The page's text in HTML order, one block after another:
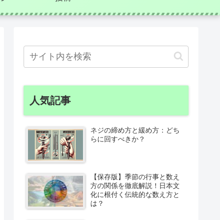
人気記事
ネジの締め方と緩め方：どち
らに回すべきか？
【保存版】季節の行事と数え
方の関係を徹底解説！日本文
化に根付く伝統的な数え方と
は？